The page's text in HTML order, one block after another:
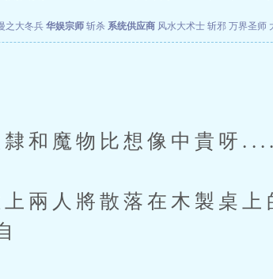
之大冬兵 华娱宗师 斩杀 系统供应商 风水大术士 斩邪 万界圣师
和魔物比想像中貴呀
兩人將散落在木製桌上